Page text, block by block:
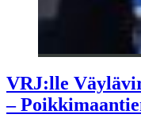
VRJ:lle
–